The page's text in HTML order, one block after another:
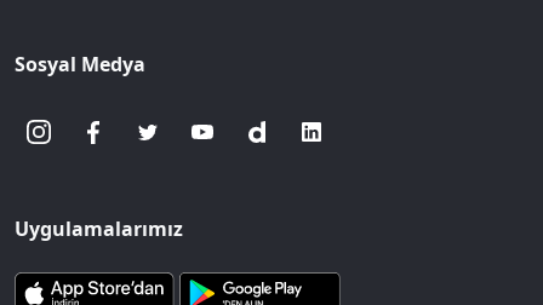
Sosyal Medya
Uygulamalarımız